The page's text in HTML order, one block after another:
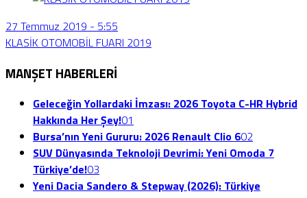
27 Temmuz 2019 - 5:55
KLASİK OTOMOBİL FUARI 2019
MANŞET HABERLERİ
Geleceğin Yollardaki İmzası: 2026 Toyota C-HR Hybrid
Hakkında Her Şey!01
Bursa’nın Yeni Gururu: 2026 Renault Clio 602
SUV Dünyasında Teknoloji Devrimi: Yeni Omoda 7
Türkiye’de!03
Yeni Dacia Sandero & Stepway (2026): Türkiye